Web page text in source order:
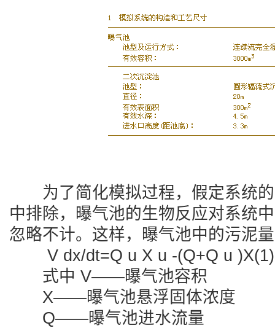
为了简化模拟过程，假定系统的
中排除，曝气池的生物反应对系统
忽略不计。这样，曝气池中的污泥
V dx/dt=Q u X u -(Q+Q u )X(1)
式中 V——曝气池容积
X——曝气池悬浮固体浓度
Q——曝气池进水流量